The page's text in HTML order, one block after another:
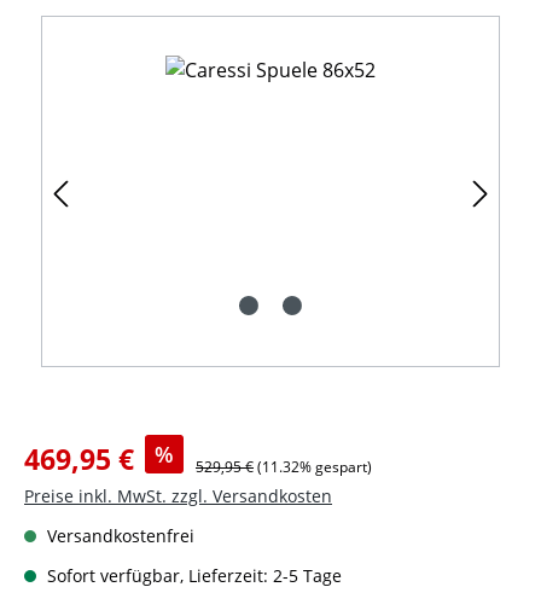
Verkaufspreis:
469,95 € % Regulärer Preis:
529,95 €(11.32% gespart)
Preise inkl. MwSt. zzgl. Versandkosten
Versandkostenfrei
Sofort verfügbar, Lieferzeit: 2-5 Tage